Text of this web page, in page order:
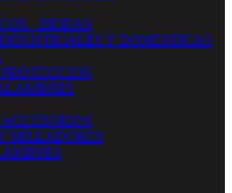
- BRIDAS
Y DOMESTICAS
SELLADORES